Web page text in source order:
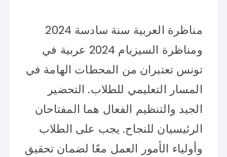
مناظرة العربية سنة سادسة 2024
ومناظرة السيزيام 2024 عربية في
تونس تعتبران من المحطات الهامة في
المسار التعليمي للطلاب. التحضير
الجيد والتنظيم الفعال هما المفتاحان
الرئيسيان للنجاح. يجب على الطلاب
وأولياء الأمور العمل معًا لضمان تحقيق